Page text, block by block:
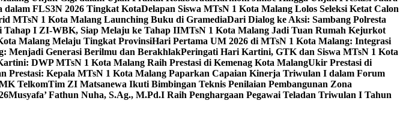
FLS3N 2026 Tingkat KotaDelapan Siswa MTsN 1 Kota Malang Lolos Seleksi Ketat Calon
MTsN 1 Kota Malang Launching Buku di GramediaDari Dialog ke Aksi: Sambang Polresta
Tahap I ZI-WBK, Siap Melaju ke Tahap IIMTsN 1 Kota Malang Jadi Tuan Rumah Kejurkot
Malang Melaju Tingkat ProvinsiHari Pertama UM 2026 di MTsN 1 Kota Malang: Integrasi
Menjadi Generasi Berilmu dan BerakhlakPeringati Hari Kartini, GTK dan Siswa MTsN 1 Kota
DWP MTsN 1 Kota Malang Raih Prestasi di Kemenag Kota MalangUkir Prestasi di
Prestasi: Kepala MTsN 1 Kota Malang Paparkan Capaian Kinerja Triwulan I dalam Forum
TelkomTim ZI Matsanewa Ikuti Bimbingan Teknis Penilaian Pembangunan Zona
Musyafa’ Fathun Nuha, S.Ag., M.Pd.I Raih Penghargaan Pegawai Teladan Triwulan I Tahun